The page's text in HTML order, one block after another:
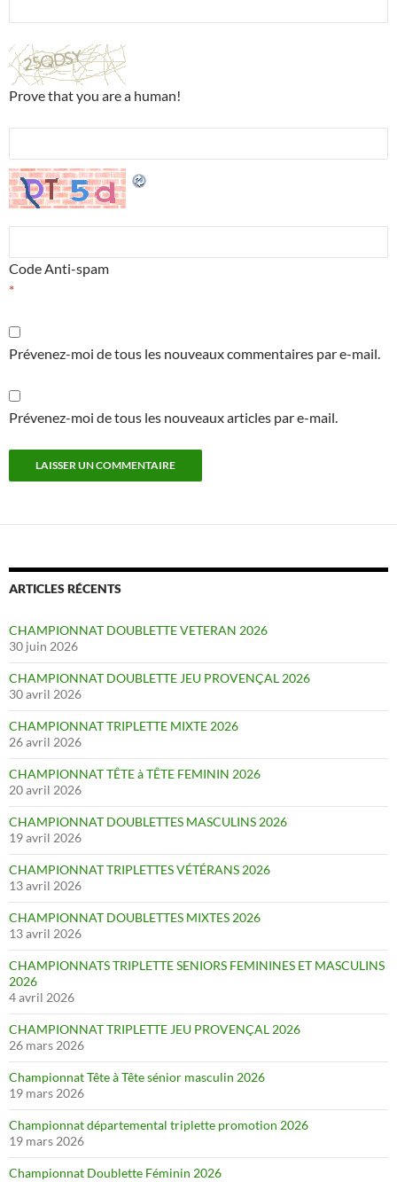
Prove that you are a human!
Code Anti-spam
*
Prévenez-moi de tous les nouveaux commentaires par e-mail.
Prévenez-moi de tous les nouveaux articles par e-mail.
ARTICLES RÉCENTS
CHAMPIONNAT DOUBLETTE VETERAN 2026
30 juin 2026
CHAMPIONNAT DOUBLETTE JEU PROVENÇAL 2026
30 avril 2026
CHAMPIONNAT TRIPLETTE MIXTE 2026
26 avril 2026
CHAMPIONNAT TÊTE à TÊTE FEMININ 2026
20 avril 2026
CHAMPIONNAT DOUBLETTES MASCULINS 2026
19 avril 2026
CHAMPIONNAT TRIPLETTES VÉTÉRANS 2026
13 avril 2026
CHAMPIONNAT DOUBLETTES MIXTES 2026
13 avril 2026
CHAMPIONNATS TRIPLETTE SENIORS FEMININES ET MASCULINS
2026
4 avril 2026
CHAMPIONNAT TRIPLETTE JEU PROVENÇAL 2026
26 mars 2026
Championnat Tête à Tête sénior masculin 2026
19 mars 2026
Championnat départemental triplette promotion 2026
19 mars 2026
Championnat Doublette Féminin 2026